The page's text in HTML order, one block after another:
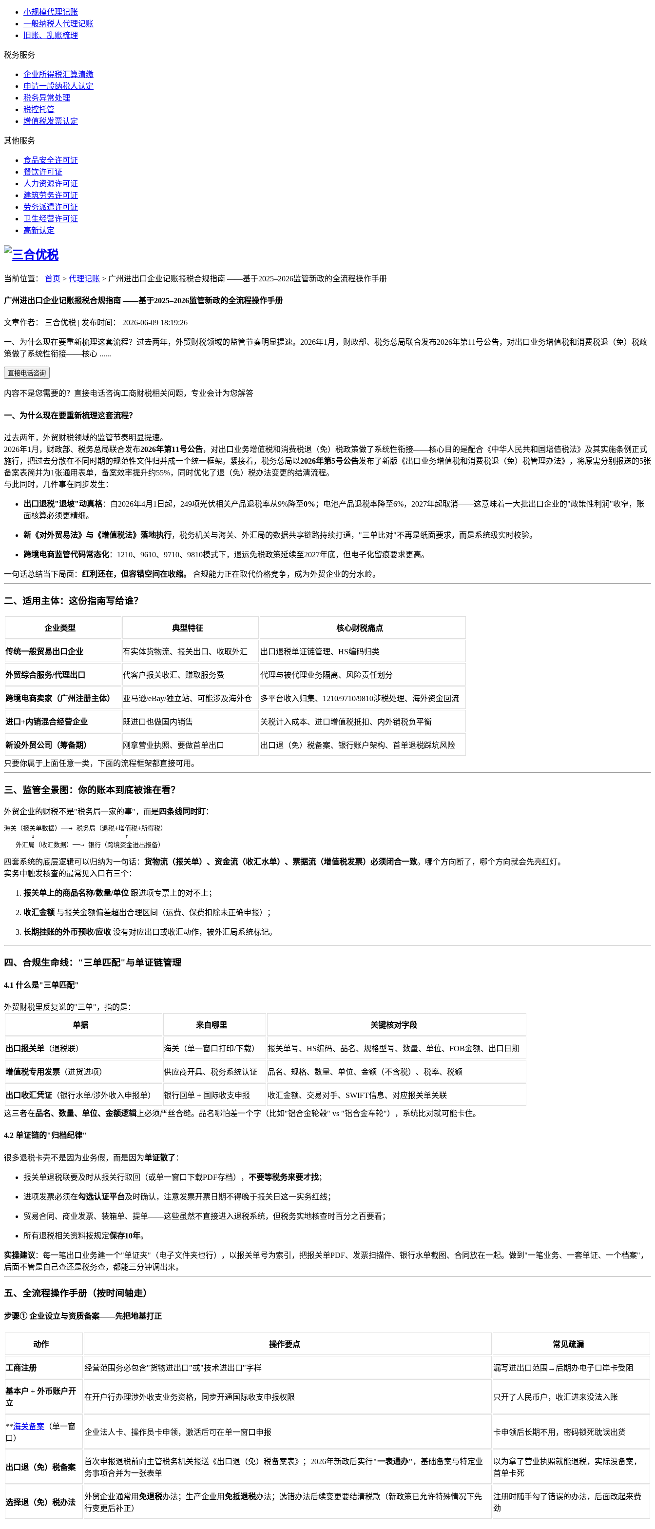
小规模代理记账
一般纳税人代理记账
旧账、乱账梳理
税务服务
企业所得税汇算清缴
申请一般纳税人认定
税务异常处理
税控托管
增值税发票认定
其他服务
食品安全许可证
餐饮许可证
人力资源许可证
建筑劳务许可证
劳务派遣许可证
卫生经营许可证
高新认定
当前位置： 首页 > 代理记账 > 广州进出口企业记账报税合规指南 ——基于2025–2026监管新政的全流程操作手册
广州进出口企业记账报税合规指南 ——基于2025–2026监管新政的全流程操作手册
文章作者： 三合优税 | 发布时间： 2026-06-09 18:19:26
一、为什么现在要重新梳理这套流程？过去两年，外贸财税领域的监管节奏明显提速。2026年1月，财政部、税务总局联合发布2026年第11号公告，对出口业务增值税和消费税退（免）税政
策做了系统性衔接——核心 ......
直接电话咨询
内容不是您需要的？直接电话咨询工商财税相关问题，专业会计为您解答
一、为什么现在要重新梳理这套流程？
过去两年，外贸财税领域的监管节奏明显提速。
2026年1月，财政部、税务总局联合发布2026年第11号公告，对出口业务增值税和消费税退（免）税政策做了系统性衔接——核心目的是配合《中华人民共和国增值税法》及其实施条例正式
施行，把过去分散在不同时期的规范性文件归并成一个统一框架。紧接着，税务总局以2026年第5号公告发布了新版《出口业务增值税和消费税退（免）税管理办法》，将原需分别报送的5张
备案表简并为1张通用表单，备案效率提升约55%，同时优化了退（免）税办法变更的结清流程。
与此同时，几件事在同步发生：
出口退税"退坡"动真格：自2026年4月1日起，249项光伏相关产品退税率从9%降至0% ；电池产品退税率降至6%，2027年起取消——这意味着一大批出口企业的"政策性利润"收窄，账
面核算必须更精细。
新《对外贸易法》与《增值税法》落地执行，税务机关与海关、外汇局的数据共享链路持续打通，"三单比对"不再是纸面要求，而是系统级实时校验。
跨境电商监管代码常态化：1210、9610、9710、9810模式下，退运免税政策延续至2027年底，但电子化留痕要求更高。
一句话总结当下局面： 红利还在，但容错空间在收缩。 合规能力正在取代价格竞争，成为外贸企业的分水岭。
二、适用主体：这份指南写给谁？
企业类型 典型特征 核心财税痛点
传统一般贸易出口企业 有实体货物流、报关出口、收取外汇 出口退税单证链管理、HS编码归类
外贸综合服务/代理出口 代客户报关收汇、赚取服务费 代理与被代理业务隔离、风险责任划分
跨境电商卖家（广州注册主体） 亚马逊/eBay/独立站、可能涉及海外仓 多平台收入归集、1210/9710/9810涉税处理、海外资金回流
进口+内销混合经营企业 既进口也做国内销售 关税计入成本、进口增值税抵扣、内外销税负平衡
新设外贸公司（筹备期） 刚拿营业执照、要做首单出口 出口退（免）税备案、银行账户架构、首单退税踩坑风险
只要你属于上面任意一类，下面的流程框架都直接可用。
三、监管全景图：你的账本到底被谁在看？
外贸企业的财税不是"税务局一家的事"，而是 四条线同时盯：
海关（报关单数据）──→ 税务局（退税+增值税+所得税）
↓                       ↑
外汇局（收汇数据）──→ 银行（跨境资金进出报备）
四套系统的底层逻辑可以归纳为一句话： 货物流（报关单）、资金流（收汇水单）、票据流（增值税发票）必须闭合一致。哪个方向断了，哪个方向就会先亮红灯。
实务中触发核查的最常见入口有三个：
报关单上的商品名称/数量/单位 跟进项专票上的对不上；
收汇金额 与报关金额偏差超出合理区间（运费、保费扣除未正确申报）；
长期挂账的外币预收/应收 没有对应出口或收汇动作，被外汇局系统标记。
四、合规生命线："三单匹配"与单证链管理
4.1 什么是"三单匹配"
外贸财税里反复说的"三单"，指的是：
单据 来自哪里 关键核对字段
出口报关单 （退税联） 海关（单一窗口打印/下载） 报关单号、HS编码、品名、规格型号、数量、单位、FOB金额、出口日期
增值税专用发票 （进货进项） 供应商开具、税务系统认证 品名、规格、数量、单位、金额（不含税）、税率、税额
出口收汇凭证 （银行水单/涉外收入申报单） 银行回单 + 国际收支申报 收汇金额、交易对手、SWIFT信息、对应报关单关联
这三者在品名、数量、单位、金额逻辑 上必须严丝合缝。品名哪怕差一个字（比如"铝合金轮毂" vs "铝合金车轮"），系统比对就可能卡住。
4.2 单证链的"归档纪律"
很多退税卡壳不是因为业务假，而是因为单证散了 ：
报关单退税联要及时从报关行取回（或单一窗口下载PDF存档）， 不要等税务来要才找；
进项发票必须在勾选认证平台及时确认，注意发票开票日期不得晚于报关日这一实务红线；
贸易合同、商业发票、装箱单、提单——这些虽然不直接进入退税系统，但税务实地核查时百分之百要看；
所有退税相关资料按规定保存10年。
实操建议 ：每一笔出口业务建一个"单证夹"（电子文件夹也行），以报关单号为索引，把报关单PDF、发票扫描件、银行水单截图、合同放在一起。做到"一笔业务、一套单证、一个档案"，
后面不管是自己查还是税务查，都能三分钟调出来。
五、全流程操作手册（按时间轴走）
步骤① 企业设立与资质备案——先把地基打正
动作 操作要点 常见疏漏
工商注册 经营范围务必包含"货物进出口"或"技术进出口"字样 漏写进出口范围→后期办电子口岸卡受阻
基本户 + 外币账户开
立
在开户行办理涉外收支业务资格，同步开通国际收支申报权限 只开了人民币户，收汇进来没法入账
**海关备案 （单一窗
口）
企业法人卡、操作员卡申领，激活后可在单一窗口申报 卡申领后长期不用，密码锁死耽误出货
出口退（免）税备案
首次申报退税前向主管税务机关报送《出口退（免）税备案表》；2026年新政后实行"一表通办" ，基础备案与特定业
务事项合并为一张表单
以为拿了营业执照就能退税，实际没备案，
首单卡死
选择退（免）税办法
外贸企业通常用免退税办法；生产企业用免抵退税办法；选错办法后续变更要结清税款（新政策已允许特殊情况下先
行变更后补正）
注册时随手勾了错误的办法，后面改起来费
劲